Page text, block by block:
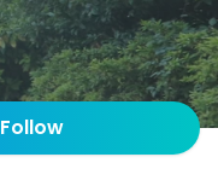
Follow